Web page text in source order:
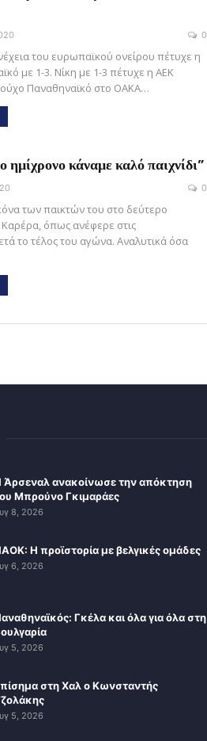
0
του ευρωπαϊκού ονείρου πέτυχε η
με 1-3. Νίκη με 1-3 πέτυχε η ΑΕΚ
Παναθηναϊκό στο ΟΑΚΑ…
κάναμε καλό παιχνίδι”
0
των παικτών του στο δεύτερο
όπως ανέφερε στις
το τέλος του αγώνα. Αναλυτικά όσα
Άρσεναλ ανακοίνωσε την απόκτηση
Μπρούνο Γκιμαράες
8, 2026
Η προϊστορία με βελγικές ομάδες
6, 2026
Γκέλα και όλα για όλα στη
5, 2026
στη Χαλ ο Κωνσταντής
5, 2026